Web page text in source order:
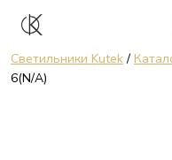
Светильники Kutek/
6(N/A)